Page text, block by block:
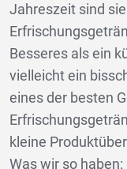
Jahreszeit sind
Besseres als ein
vielleicht ein
eines der besten
kleine
Was wir so